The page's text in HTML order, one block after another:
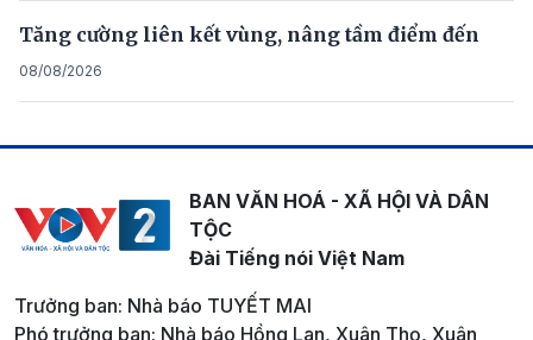
Tăng cường liên kết vùng, nâng tầm điểm đến
08/08/2026
BAN VĂN HOÁ - XÃ HỘI VÀ DÂN
TỘC
Đài Tiếng nói Việt Nam
Trưởng ban: Nhà báo TUYẾT MAI
Phó trưởng ban: Nhà báo Hồng Lan, Xuân Thọ, Xuân